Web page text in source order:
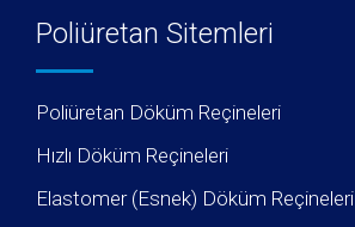
Poliüretan Sitemleri
Poliüretan Döküm Reçineleri
Hızlı Döküm Reçineleri
Elastomer (Esnek) Döküm Reçineleri